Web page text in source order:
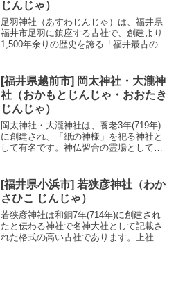
じんじゃ）
足羽神社（あすわじんじゃ）は、福井県
福井市足羽に鎮座する古社で、創建より
1,500年余りの歴史を誇る「福井最古の神
した。御祭神は第26代・継体天皇と坐摩
神（いかすりのか...
[福井県越前市] 岡太神社・大瀧神
社（おかもとじんじゃ・おおたき
じんじゃ）
岡太神社・大瀧神社は、養老3年(719年)
に創建され、「紙の神様」を祀る神社と
して有名です。神仏習合の霊場として２
一複雑な屋根」を持つと言われていま
す。「紙の神...
[福井県小浜市] 若狭彦神社（わか
さひこ じんじゃ）
若狭彦神社は和銅7年(714年)に創建され
たと伝わる神社で名神大社として記載さ
れた格式の高い古社であります。上社と